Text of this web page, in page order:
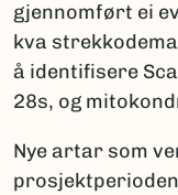
gjennomført ei
kva
å identifisere
28s, og
Nye artar som